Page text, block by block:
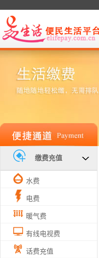
缴费充值
水费
电费
暖气费
有线电视费
话费充值